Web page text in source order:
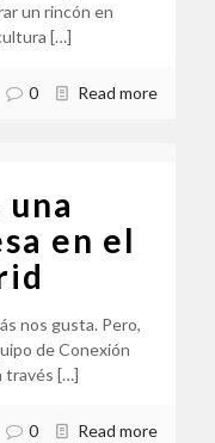
un rincón en
[…]
0 Read more
una
en el
nos gusta. Pero,
de Conexión
través […]
0 Read more